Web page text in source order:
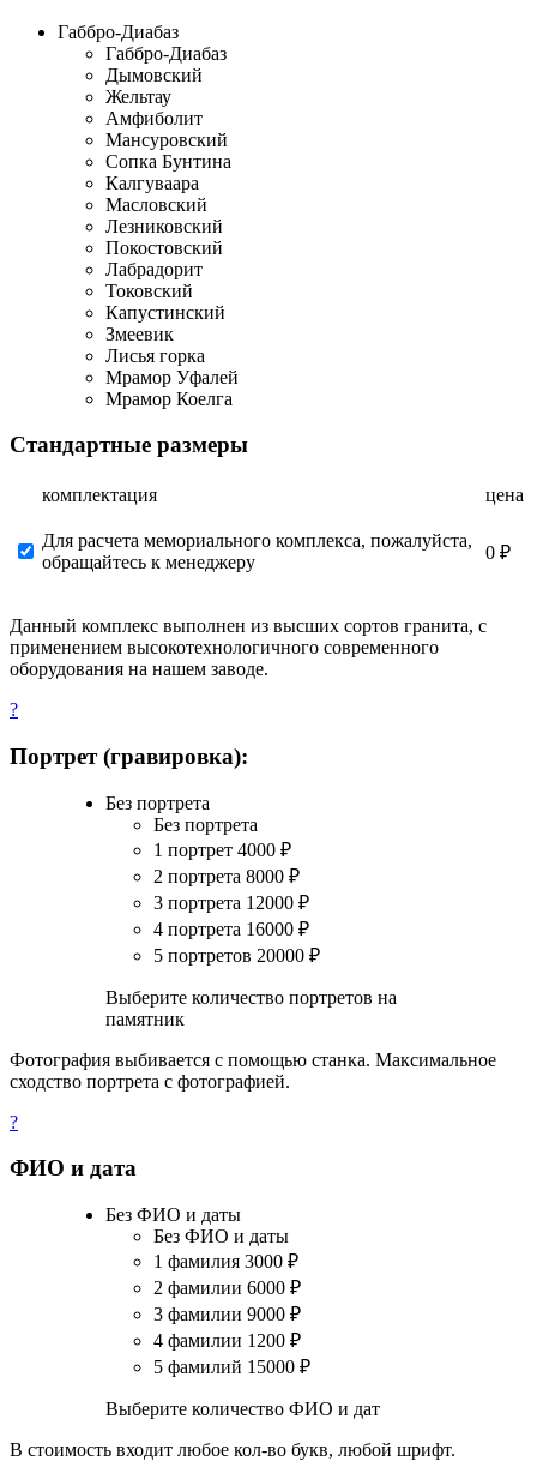
Габбро-Диабаз
Габбро-Диабаз
Дымовский
Жельтау
Амфиболит
Мансуровский
Сопка Бунтина
Калгуваара
Масловский
Лезниковский
Покостовский
Лабрадорит
Токовский
Капустинский
Змеевик
Лисья горка
Мрамор Уфалей
Мрамор Коелга
Стандартные размеры
комплектация цена
Для расчета мемориального комплекса, пожалуйста,
обращайтесь к менеджеру
0 ₽
Данный комплекс выполнен из высших сортов гранита, с
применением высокотехнологичного современного
оборудования на нашем заводе.
?
Портрет (гравировка):
Без портрета
Без портрета
1 портрет 4000 ₽
2 портрета 8000 ₽
3 портрета 12000 ₽
4 портрета 16000 ₽
5 портретов 20000 ₽
Выберите количество портретов на
памятник
Фотография выбивается с помощью станка. Максимальное
сходство портрета с фотографией.
?
ФИО и дата
Без ФИО и даты
Без ФИО и даты
1 фамилия 3000 ₽
2 фамилии 6000 ₽
3 фамилии 9000 ₽
4 фамилии 1200 ₽
5 фамилий 15000 ₽
Выберите количество ФИО и дат
В стоимость входит любое кол-во букв, любой шрифт.